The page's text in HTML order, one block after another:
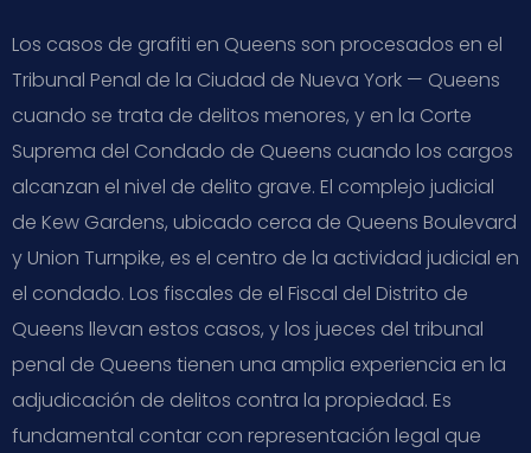
Los casos de grafiti en Queens son procesados en el
Tribunal Penal de la Ciudad de Nueva York — Queens
cuando se trata de delitos menores, y en la Corte
Suprema del Condado de Queens cuando los cargos
alcanzan el nivel de delito grave. El complejo judicial
de Kew Gardens, ubicado cerca de Queens Boulevard
y Union Turnpike, es el centro de la actividad judicial en
el condado. Los fiscales de el Fiscal del Distrito de
Queens llevan estos casos, y los jueces del tribunal
penal de Queens tienen una amplia experiencia en la
adjudicación de delitos contra la propiedad. Es
fundamental contar con representación legal que